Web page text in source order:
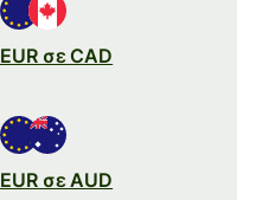
EUR σε CAD
EUR σε AUD